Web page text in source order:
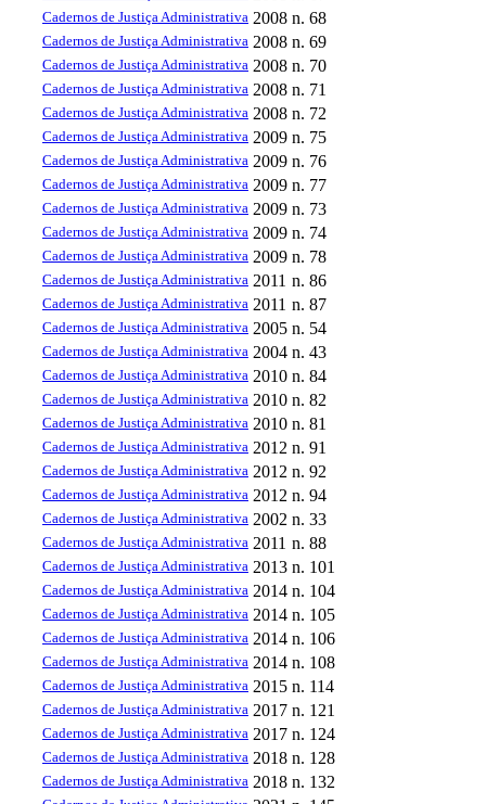
Cadernos de Justiça Administrativa 2008 n. 68
Cadernos de Justiça Administrativa 2008 n. 69
Cadernos de Justiça Administrativa 2008 n. 70
Cadernos de Justiça Administrativa 2008 n. 71
Cadernos de Justiça Administrativa 2008 n. 72
Cadernos de Justiça Administrativa 2009 n. 75
Cadernos de Justiça Administrativa 2009 n. 76
Cadernos de Justiça Administrativa 2009 n. 77
Cadernos de Justiça Administrativa 2009 n. 73
Cadernos de Justiça Administrativa 2009 n. 74
Cadernos de Justiça Administrativa 2009 n. 78
Cadernos de Justiça Administrativa 2011 n. 86
Cadernos de Justiça Administrativa 2011 n. 87
Cadernos de Justiça Administrativa 2005 n. 54
Cadernos de Justiça Administrativa 2004 n. 43
Cadernos de Justiça Administrativa 2010 n. 84
Cadernos de Justiça Administrativa 2010 n. 82
Cadernos de Justiça Administrativa 2010 n. 81
Cadernos de Justiça Administrativa 2012 n. 91
Cadernos de Justiça Administrativa 2012 n. 92
Cadernos de Justiça Administrativa 2012 n. 94
Cadernos de Justiça Administrativa 2002 n. 33
Cadernos de Justiça Administrativa 2011 n. 88
Cadernos de Justiça Administrativa 2013 n. 101
Cadernos de Justiça Administrativa 2014 n. 104
Cadernos de Justiça Administrativa 2014 n. 105
Cadernos de Justiça Administrativa 2014 n. 106
Cadernos de Justiça Administrativa 2014 n. 108
Cadernos de Justiça Administrativa 2015 n. 114
Cadernos de Justiça Administrativa 2017 n. 121
Cadernos de Justiça Administrativa 2017 n. 124
Cadernos de Justiça Administrativa 2018 n. 128
Cadernos de Justiça Administrativa 2018 n. 132